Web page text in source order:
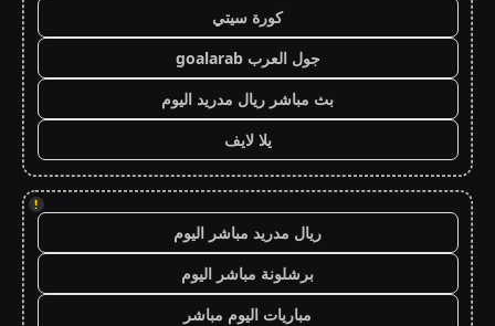
كورة سيتي
جول العرب goalarab
بث مباشر ريال مدريد اليوم
يلا لايف
!
ريال مدريد مباشر اليوم
برشلونة مباشر اليوم
مباريات اليوم مباشر